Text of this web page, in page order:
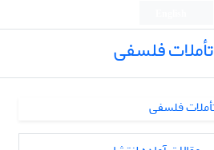
تأملات فلسفی